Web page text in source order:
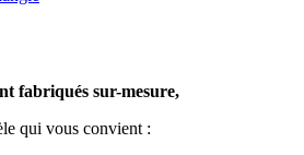
fabriqués sur-mesure,
qui vous convient :